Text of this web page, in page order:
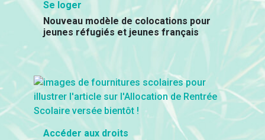
Se loger
Nouveau modèle de colocations pour
jeunes réfugiés et jeunes français
Accéder aux droits